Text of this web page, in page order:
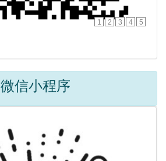
1 2 3 4 5
微信小程序